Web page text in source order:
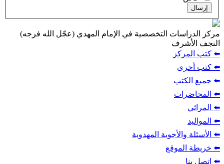
التخصصية في الإمام المهدي (عجّل الله فرجه)
المهدوية